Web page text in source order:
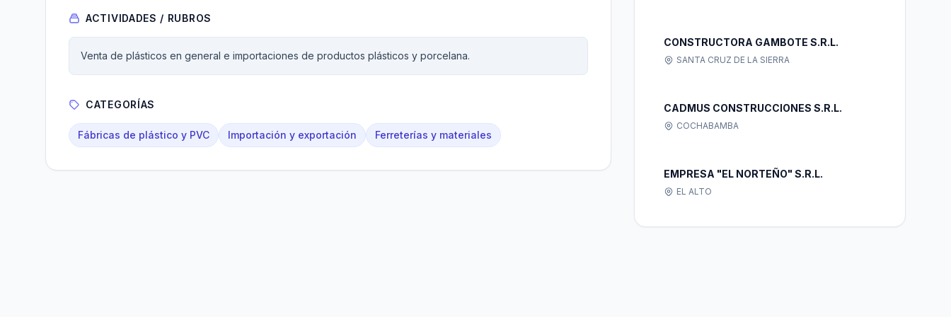
ACTIVIDADES / RUBROS
Venta de plásticos en general e importaciones de productos plásticos y porcelana.
CATEGORÍAS
Fábricas de plástico y PVC Importación y exportación Ferreterías y materiales
CONSTRUCTORA GAMBOTE S.R.L.
SANTA CRUZ DE LA SIERRA
CADMUS CONSTRUCCIONES S.R.L.
COCHABAMBA
EMPRESA "EL NORTEÑO" S.R.L.
EL ALTO